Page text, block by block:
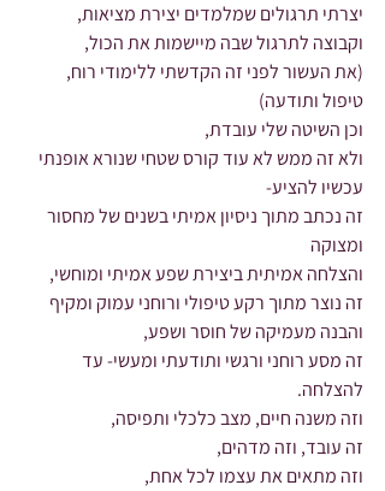
יצרתי תרגולים שמלמדים יצירת מציאות,
וקבוצה לתרגול שבה מיישמות את הכול,
(את העשור לפני זה הקדשתי ללימודי רוח,
טיפול ותודעה)
וכן השיטה שלי עובדת,
ולא זה ממש לא עוד קורס שטחי שנורא אופנתי
עכשיו להציע-
זה נכתב מתוך ניסיון אמיתי בשנים של מחסור
ומצוקה
והצלחה אמיתית ביצירת שפע אמיתי ומוחשי,
זה נוצר מתוך רקע טיפולי ורוחני עמוק ומקיף
והבנה מעמיקה של חוסר ושפע,
זה מסע רוחני ורגשי ותודעתי ומעשי- עד
להצלחה.
וזה משנה חיים, מצב כלכלי ותפיסה,
זה עובד, וזה מדהים,
וזה מתאים את עצמו לכל אחת,